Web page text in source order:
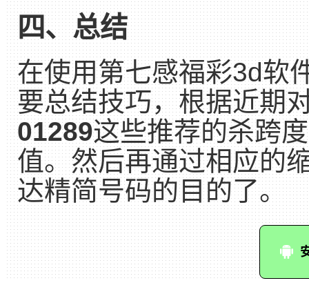
四、总结
在使用第七感福彩3d软
要总结技巧，根据近期
01289这些推荐的杀跨
值。然后再通过相应的
达精简号码的目的了。